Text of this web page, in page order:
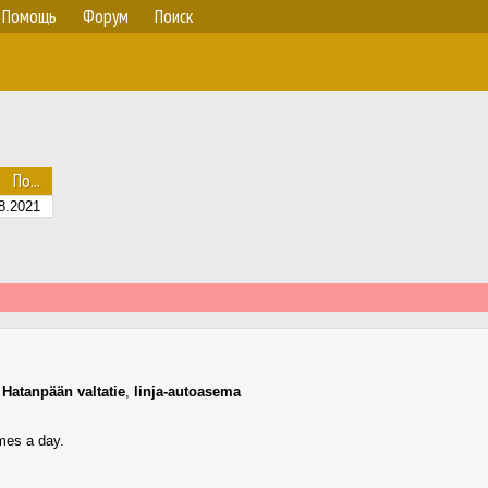
Помощь Форум Поиск
По...
Hatanpään valtatie, linja-autoasema
a day.